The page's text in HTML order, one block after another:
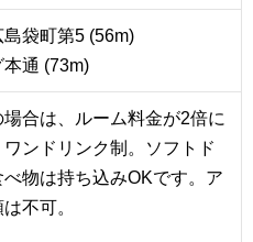
島袋町第5 (56m)
通 (73m)
場合は、ルーム料金が2倍に
ンドリンク制。ソフトド
べ物は持ち込みOKです。ア
不可。